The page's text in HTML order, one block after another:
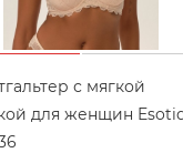
с мягкой
для женщин